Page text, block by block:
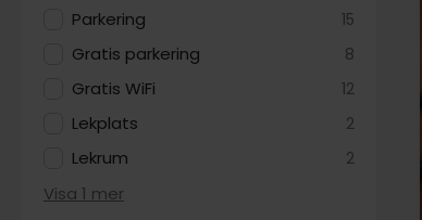
Parkering 15
Gratis parkering 8
Gratis WiFi 12
Lekplats 2
Lekrum 2
Visa 1 mer